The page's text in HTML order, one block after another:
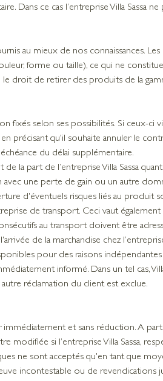
Dans ce cas l’entreprise Villa
au mieux de nos connaissances.
forme ou taille), ce qui ne
le droit de retirer des produits de la
fixés selon ses possibilités. Si ceux-
précisant qu'il souhaite annuler le
du délai supplémentaire.
la part de l’entreprise Villa Sassa
une perte de gain ou un autre
d'éventuels risques liés au produit
de transport. Ceci vaut également
au transport doivent être
de la marchandise chez l’entreprise
pour des raisons
informé. Dans un tel cas,
réclamation du client est exclue.
immédiatement et sans réduction. A
modifiée si l’entreprise Villa Sassa,
ne sont acceptés qu'en tant que
incontestable ou de